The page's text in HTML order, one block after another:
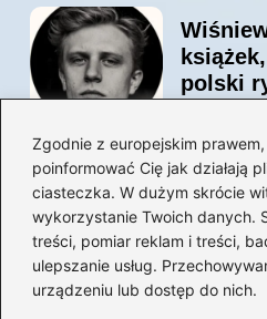
Zgodnie z europejskim
poinformować Cię jak działają
ciasteczka. W dużym skrócie
wykorzystanie Twoich danych.
treści, pomiar reklam i treści,
ulepszanie usług.
urządzeniu lub dostęp do nich.
polski
autora